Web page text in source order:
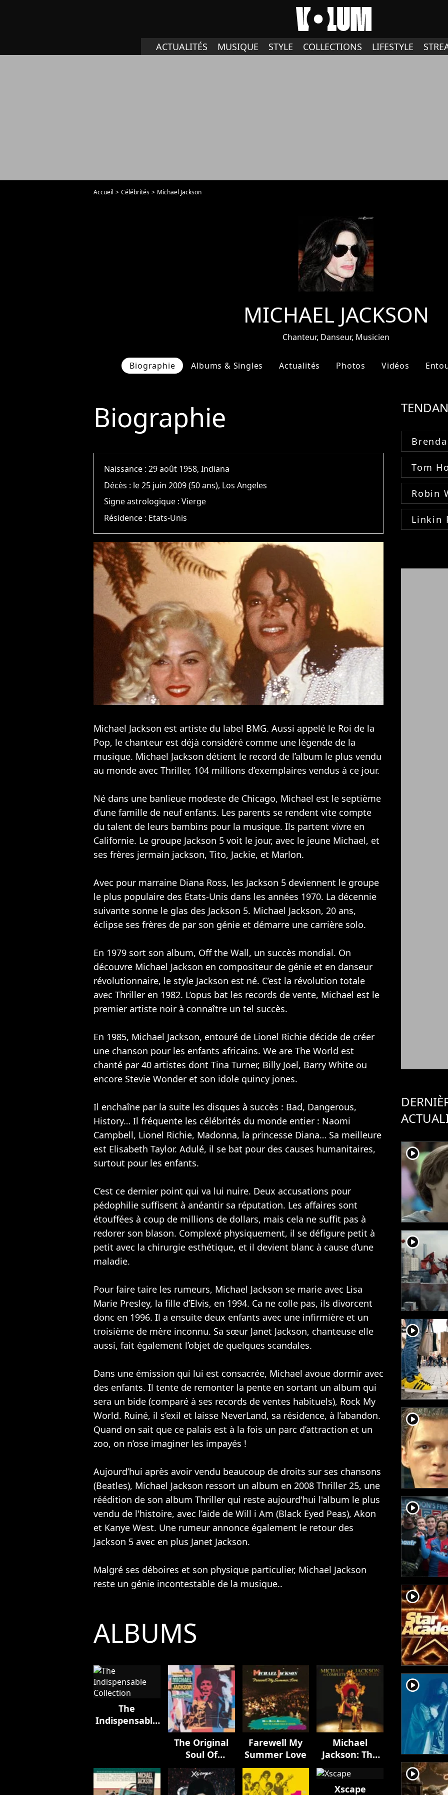
ACTUALITÉS MUSIQUE STYLE COLLECTIONS LIFESTYLE
Accueil Célébrités Michael Jackson
MICHAEL JACKSON
Chanteur, Danseur, Musicien
Biographie Albums & Singles Actualités Photos Vidéos
Biographie
Naissance :29 août 1958, Indiana
Décès : le 25 juin 2009 (50 ans), Los Angeles
Signe astrologique :Vierge
Résidence : Etats-Unis
Michael Jackson est artiste du label BMG. Aussi appelé le Roi de la
Pop, le chanteur est déjà considéré comme une légende de la
musique. Michael Jackson détient le record de l’album le plus vendu
au monde avec Thriller, 104 millions d’exemplaires vendus à ce jour.
Né dans une banlieue modeste de Chicago, Michael est le septième
d’une famille de neuf enfants. Les parents se rendent vite compte
du talent de leurs bambins pour la musique. Ils partent vivre en
Californie. Le groupe Jackson 5 voit le jour, avec le jeune Michael, et
ses frères jermain jackson, Tito, Jackie, et Marlon.
Avec pour marraine Diana Ross, les Jackson 5 deviennent le groupe
le plus populaire des Etats-Unis dans les années 1970. La décennie
suivante sonne le glas des Jackson 5. Michael Jackson, 20 ans,
éclipse ses frères de par son génie et démarre une carrière solo.
En 1979 sort son album, Off the Wall, un succès mondial. On
découvre Michael Jackson en compositeur de génie et en danseur
révolutionnaire, le style Jackson est né. C’est la révolution totale
avec Thriller en 1982. L’opus bat les records de vente, Michael est le
premier artiste noir à connaître un tel succès.
En 1985, Michael Jackson, entouré de Lionel Richie décide de créer
une chanson pour les enfants africains. We are The World est
chanté par 40 artistes dont Tina Turner, Billy Joel, Barry White ou
encore Stevie Wonder et son idole quincy jones.
Il enchaîne par la suite les disques à succès : Bad, Dangerous,
History… Il fréquente les célébrités du monde entier : Naomi
Campbell, Lionel Richie, Madonna, la princesse Diana… Sa meilleure
est Elisabeth Taylor. Adulé, il se bat pour des causes humanitaires,
surtout pour les enfants.
C’est ce dernier point qui va lui nuire. Deux accusations pour
pédophilie suffisent à anéantir sa réputation. Les affaires sont
étouffées à coup de millions de dollars, mais cela ne suffit pas à
redorer son blason. Complexé physiquement, il se défigure petit à
petit avec la chirurgie esthétique, et il devient blanc à cause d’une
maladie.
Pour faire taire les rumeurs, Michael Jackson se marie avec Lisa
Marie Presley, la fille d’Elvis, en 1994. Ca ne colle pas, ils divorcent
donc en 1996. Il a ensuite deux enfants avec une infirmière et un
troisième de mère inconnu. Sa sœur Janet Jackson, chanteuse elle
aussi, fait également l’objet de quelques scandales.
Dans une émission qui lui est consacrée, Michael avoue dormir avec
des enfants. Il tente de remonter la pente en sortant un album qui
sera un bide (comparé à ses records de ventes habituels), Rock My
World. Ruiné, il s’exil et laisse NeverLand, sa résidence, à l’abandon.
Quand on sait que ce palais est à la fois un parc d’attraction et un
zoo, on n’ose imaginer les impayés !
Aujourd’hui après avoir vendu beaucoup de droits sur ses chansons
(Beatles), Michael Jackson ressort un album en 2008 Thriller 25, une
réédition de son album Thriller qui reste aujourd'hui l'album le plus
vendu de l'histoire, avec l’aide de Will i Am (Black Eyed Peas), Akon
et Kanye West. Une rumeur annonce également le retour des
Jackson 5 avec en plus Janet Jackson.
Malgré ses déboires et son physique particulier, Michael Jackson
reste un génie incontestable de la musique..
ALBUMS
The
Indispensable
The Original
Soul Of
Michael
Jackson
Farewell My
Summer Love
Michael
Jackson: The
Remix Suite
Xscape
Tom
Robin
Linkin
player2
player2
player2
player2
player2
player2
player2
player2